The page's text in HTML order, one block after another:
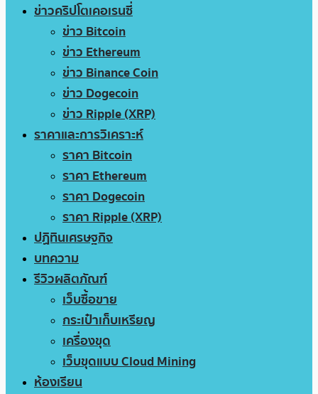
ข่าวคริปโตเคอเรนซี่
ข่าว Bitcoin
ข่าว Ethereum
ข่าว Binance Coin
ข่าว Dogecoin
ข่าว Ripple (XRP)
ราคาและการวิเคราะห์
ราคา Bitcoin
ราคา Ethereum
ราคา Dogecoin
ราคา Ripple (XRP)
ปฏิทินเศรษฐกิจ
บทความ
รีวิวผลิตภัณฑ์
เว็บซื้อขาย
กระเป๋าเก็บเหรียญ
เครื่องขุด
เว็บขุดแบบ Cloud Mining
ห้องเรียน